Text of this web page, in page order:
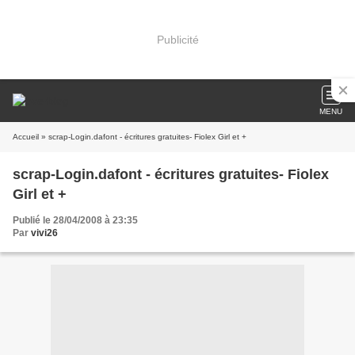
Publicité
MENU
Accueil » scrap-Login.dafont - écritures gratuites- Fiolex Girl et +
scrap-Login.dafont - écritures gratuites- Fiolex
Girl et +
Publié le 28/04/2008 à 23:35
Par vivi26